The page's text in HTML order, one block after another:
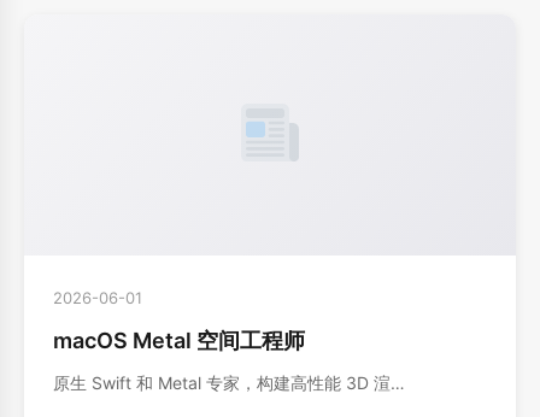
2026-06-01
macOS Metal 空间工程师
原生 Swift 和 Metal 专家，构建高性能 3D 渲…